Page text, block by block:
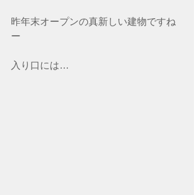
昨年末オープンの真新しい建物ですね
ー
入り口には…